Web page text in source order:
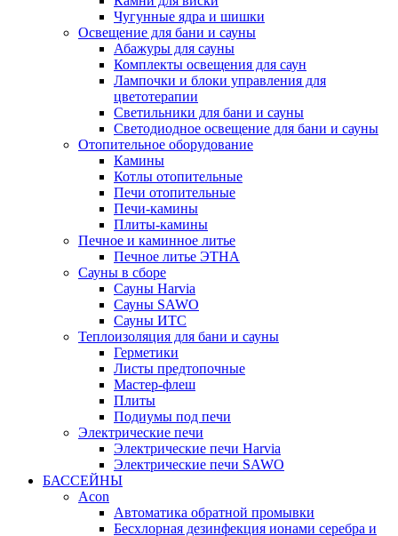
Чугунные ядра и шишки
Освещение для бани и сауны
Абажуры для сауны
Комплекты освещения для саун
Лампочки и блоки управления для
цветотерапии
Светильники для бани и сауны
Светодиодное освещение для бани и сауны
Отопительное оборудование
Камины
Котлы отопительные
Печи отопительные
Печи-камины
Плиты-камины
Печное и каминное литье
Печное литье ЭТНА
Сауны в сборе
Cауны Harvia
Сауны SAWO
Сауны ИТС
Теплоизоляция для бани и сауны
Герметики
Листы предтопочные
Мастер-флеш
Плиты
Подиумы под печи
Электрические печи
Электрические печи Harvia
Электрические печи SAWO
БАССЕЙНЫ
Acon
Автоматика обратной промывки
Беcхлорная дезинфекция ионами серебра и